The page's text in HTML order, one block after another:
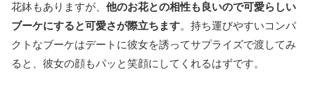
花鉢もありますが、 他のお花との相性も良いので可愛らしい
ブーケにすると可愛さが際立ちます。持ち運びやすいコンパ
クトなブーケはデートに彼女を誘ってサプライズで渡してみ
ると、彼女の顔もパッと笑顔にしてくれるはずです。